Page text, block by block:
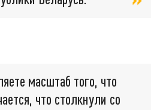
масштаб того, что
что столкнули со